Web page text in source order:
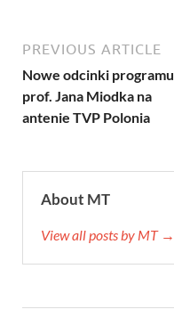
PREVIOUS ARTICLE
Nowe odcinki programu
prof. Jana Miodka na
antenie TVP Polonia
About MT
View all posts by MT →